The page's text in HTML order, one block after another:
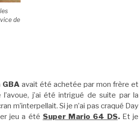
de
GBAavait été achetée par mon frère et
j’ai été intrigué de suite par la
m’interpellait. Si je n’ai pas craqué Day
jeu a été Super Mario 64 DS. Et je